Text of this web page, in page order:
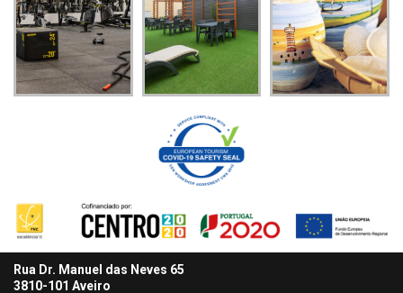
Rua Dr. Manuel das Neves 65
3810-101 Aveiro